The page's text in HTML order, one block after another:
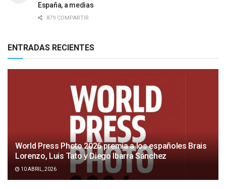
España, a medias
879 COMPARTIR
ENTRADAS RECIENTES
World Press Photo 2026 premia a los españoles Brais
Lorenzo, Luis Tato y Diego Ibarra Sánchez
10 ABRIL, 2026